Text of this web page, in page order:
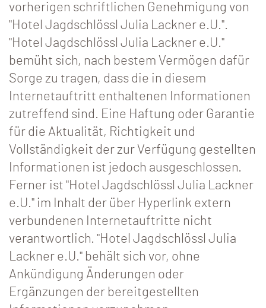
vorherigen schriftlichen Genehmigung von
"Hotel Jagdschlössl Julia Lackner e.U.".
"Hotel Jagdschlössl Julia Lackner e.U."
bemüht sich, nach bestem Vermögen dafür
Sorge zu tragen, dass die in diesem
Internetauftritt enthaltenen Informationen
zutreffend sind. Eine Haftung oder Garantie
für die Aktualität, Richtigkeit und
Vollständigkeit der zur Verfügung gestellten
Informationen ist jedoch ausgeschlossen.
Ferner ist "Hotel Jagdschlössl Julia Lackner
e.U." im Inhalt der über Hyperlink extern
verbundenen Internetauftritte nicht
verantwortlich. "Hotel Jagdschlössl Julia
Lackner e.U." behält sich vor, ohne
Ankündigung Änderungen oder
Ergänzungen der bereitgestellten